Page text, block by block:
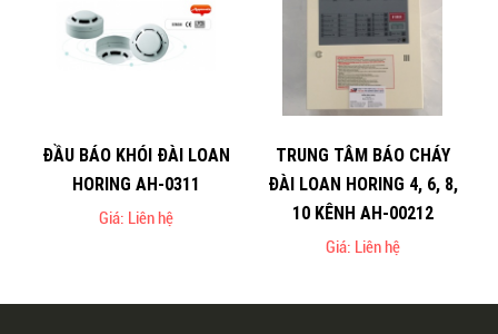
ĐẦU BÁO KHÓI ĐÀI LOAN
HORING AH-0311
Giá: Liên hệ
TRUNG TÂM BÁO CHÁY
ĐÀI LOAN HORING 4, 6, 8,
10 KÊNH AH-00212
Giá: Liên hệ